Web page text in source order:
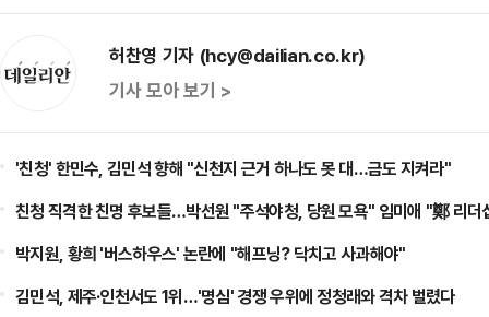
허찬영 기자 (hcy@dailian.co.kr)
기사 모아 보기 >
'친청' 한민수, 김민석 향해 "신천지 근거 하나도 못 대…금도 지켜라"
친청 직격한 친명 후보들…박선원 "주석야청, 당원 모욕" 임미애 "鄭 리더
박지원, 황희 '버스하우스' 논란에 "해프닝? 닥치고 사과해야"
김민석, 제주·인천서도 1위…'명심' 경쟁 우위에 정청래와 격차 벌렸다